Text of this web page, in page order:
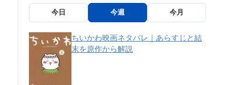
今日 今週 今月
ちいかわ映画ネタバレ｜あらすじと結
末を原作から解説